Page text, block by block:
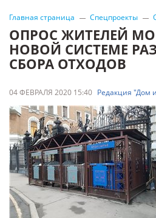
Главная страница Спецпроекты
ОПРОС ЖИТЕЛЕЙ
НОВОЙ СИСТЕМЕ
СБОРА ОТХОДОВ
04 ФЕВРАЛЯ 2020 15:40 Редакция "Дом